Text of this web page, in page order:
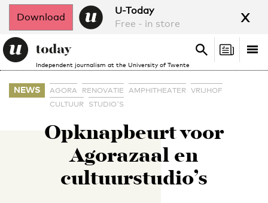
Download
U-Today
Free - in store
x
Independent journalism at the University of Twente
Search
Search
NEWS AGORA RENOVATIE AMPHITHEATER VRIJHOF
CULTUUR
STUDIO'S
Opknapbeurt voor
Agorazaal en
cultuurstudio’s